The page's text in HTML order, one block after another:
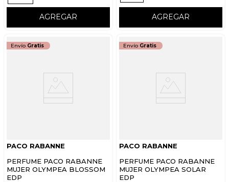
AGREGAR AGREGAR
Envío Gratis
PACO RABANNE
PERFUME PACO RABANNE
MUJER OLYMPEA BLOSSOM
EDP
Envío Gratis
PACO RABANNE
PERFUME PACO RABANNE
MUJER OLYMPEA SOLAR
EDP